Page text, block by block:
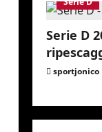
Serie D
sportjonico